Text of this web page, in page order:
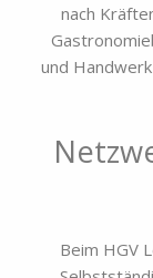
nach
und
Beim HGV